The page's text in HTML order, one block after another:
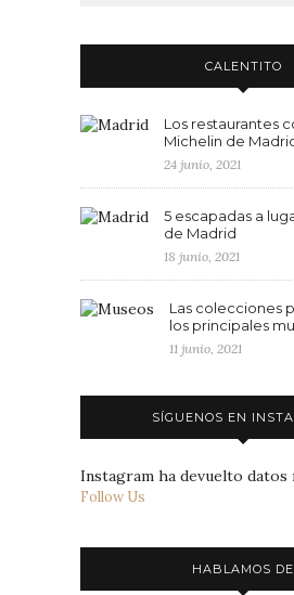
CALENTITO
Los restaurantes
Michelin de
24 junio, 2021
5 escapadas a
de Madrid
18 junio, 2021
Las colecciones
los principales
11 junio, 2021
SÍGUENOS EN
Instagram ha devuelto datos
Follow Us
HABLAMOS DE